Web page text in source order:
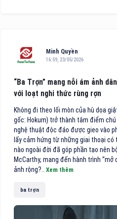
Minh Quyền
16:59, 23/05/2026
“Ba Trợn” mang nỗi ám ảnh
với loạt nghi thức rùng rợn
Không đi theo lối mòn của hù dọa
gốc: Hokum) trở thành tâm điểm
nghệ thuật độc đáo được gieo vào
lấy cảm hứng từ những giai thoại
nào ngoài đời đã góp phần tạo nên
McCarthy, mang đến hành trình
ảnh rộng?.. Xem thêm
ba trợn